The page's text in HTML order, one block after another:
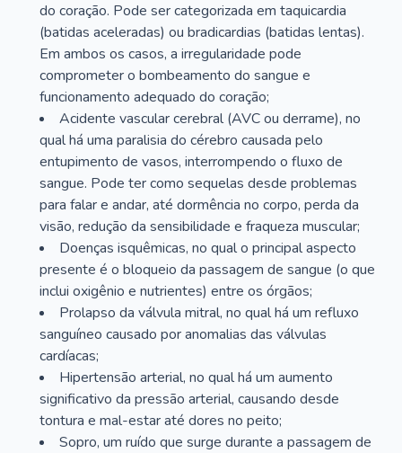
do coração. Pode ser categorizada em taquicardia
(batidas aceleradas) ou bradicardias (batidas lentas).
Em ambos os casos, a irregularidade pode
comprometer o bombeamento do sangue e
funcionamento adequado do coração;
Acidente vascular cerebral (AVC ou derrame), no
qual há uma paralisia do cérebro causada pelo
entupimento de vasos, interrompendo o fluxo de
sangue. Pode ter como sequelas desde problemas
para falar e andar, até dormência no corpo, perda da
visão, redução da sensibilidade e fraqueza muscular;
Doenças isquêmicas, no qual o principal aspecto
presente é o bloqueio da passagem de sangue (o que
inclui oxigênio e nutrientes) entre os órgãos;
Prolapso da válvula mitral, no qual há um refluxo
sanguíneo causado por anomalias das válvulas
cardíacas;
Hipertensão arterial, no qual há um aumento
significativo da pressão arterial, causando desde
tontura e mal-estar até dores no peito;
Sopro, um ruído que surge durante a passagem de